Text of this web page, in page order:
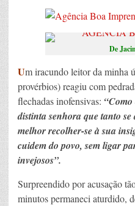
De
Um iracundo leitor da minha
provérbios) reagiu com
flechadas inofensivas:
distinta senhora que tanto
melhor recolher-se à sua
cuidem do povo, sem ligar
invejosos”.
Surpreendido por acusação
minutos permaneci aturdido,